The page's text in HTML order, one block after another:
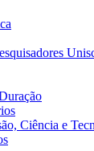
Ciência e